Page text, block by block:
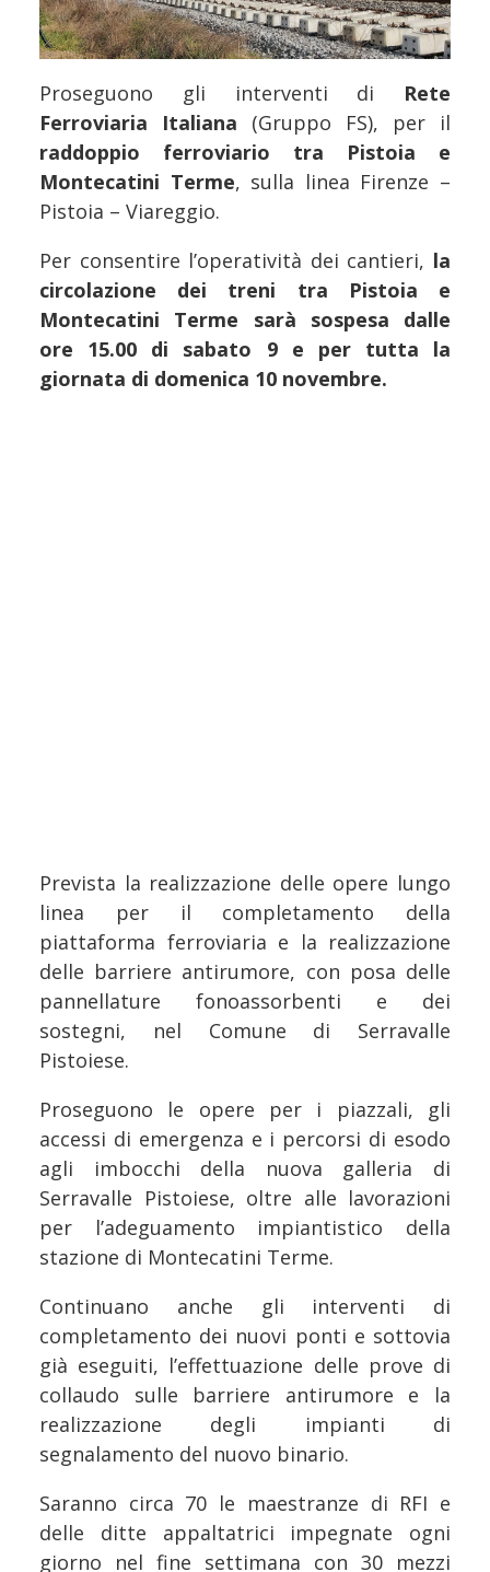
Proseguono gli interventi di Rete
Ferroviaria Italiana (Gruppo FS), per il
raddoppio ferroviario tra Pistoia e
Montecatini Terme, sulla linea Firenze –
Pistoia – Viareggio.
Per consentire l’operatività dei cantieri, la
circolazione dei treni tra Pistoia e
Montecatini Terme sarà sospesa dalle
ore 15.00 di sabato 9 e per tutta la
giornata di domenica 10 novembre.
Prevista la realizzazione delle opere lungo
linea per il completamento della
piattaforma ferroviaria e la realizzazione
delle barriere antirumore, con posa delle
pannellature fonoassorbenti e dei
sostegni, nel Comune di Serravalle
Pistoiese.
Proseguono le opere per i piazzali, gli
accessi di emergenza e i percorsi di esodo
agli imbocchi della nuova galleria di
Serravalle Pistoiese, oltre alle lavorazioni
per l’adeguamento impiantistico della
stazione di Montecatini Terme.
Continuano anche gli interventi di
completamento dei nuovi ponti e sottovia
già eseguiti, l’effettuazione delle prove di
collaudo sulle barriere antirumore e la
realizzazione degli impianti di
segnalamento del nuovo binario.
Saranno circa 70 le maestranze di RFI e
delle ditte appaltatrici impegnate ogni
giorno nel fine settimana con 30 mezzi